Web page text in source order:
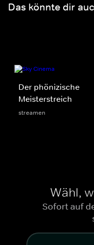
Das könnte dir
Der phönizische
Meisterstreich
streamen
Wähl,
Sofort auf